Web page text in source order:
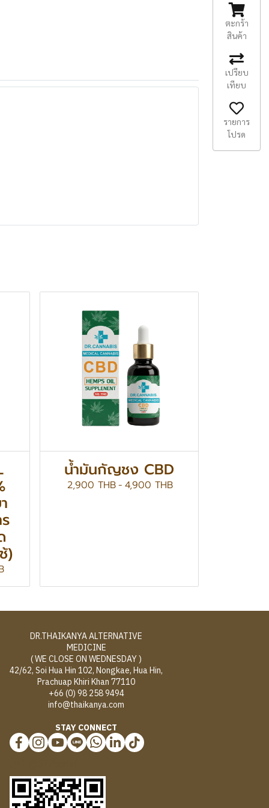
)
น้ำมันกัญชง CBD
2,900 THB- 4,900 THB
DR.THAIKANYA ALTERNATIVE
MEDICINE
( WE CLOSE ON WEDNESDAY )
42/62, Soi Hua Hin 102, Nongkae, Hua Hin,
Prachuap Khiri Khan 77110
+66 (0) 98 258 9494
info@thaikanya.com
STAY CONNECT
ตะกร้า
สินค้า
เปรียบ
เทียบ
รายการ
โปรด